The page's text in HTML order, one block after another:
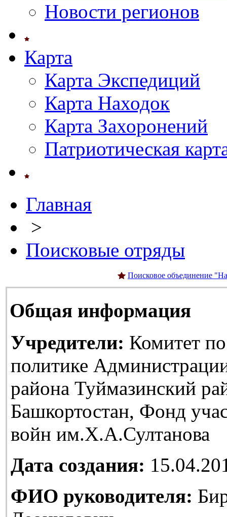
Новости регионов
Карта
Карта Экспедиций
Карта Находок
Карта Захоронений
Патриотическая
Главная
>
Поисковые отряды
Поисковое объединение
Общая информация
Учредители: Комитет
политике
района Туймазинский
Башкортостан, Фонд
войн им.Х.А.Султанова
Дата создания:
ФИО руководителя: